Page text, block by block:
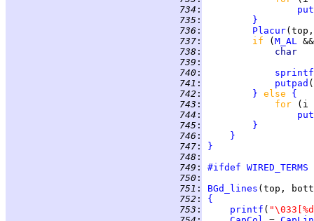
734 :
735 :
}
736 : Placur
737 : if ( M_AL
738 :
739 :
740 :
sprintf
741 : putpad
742 : } else {
743 : for
(i
744 :
745 :
}
746 :
}
747 :
}
748 :
749 : #ifdef WIRED_TERMS
750 :
751 :
BGd_lines
752 :
{
753 : printf (